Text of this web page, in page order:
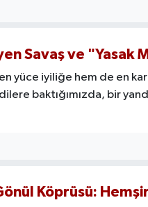
Savaş ve "Yasak
en yüce iyiliğe hem de en
baktığımızda, bir
Köprüsü: